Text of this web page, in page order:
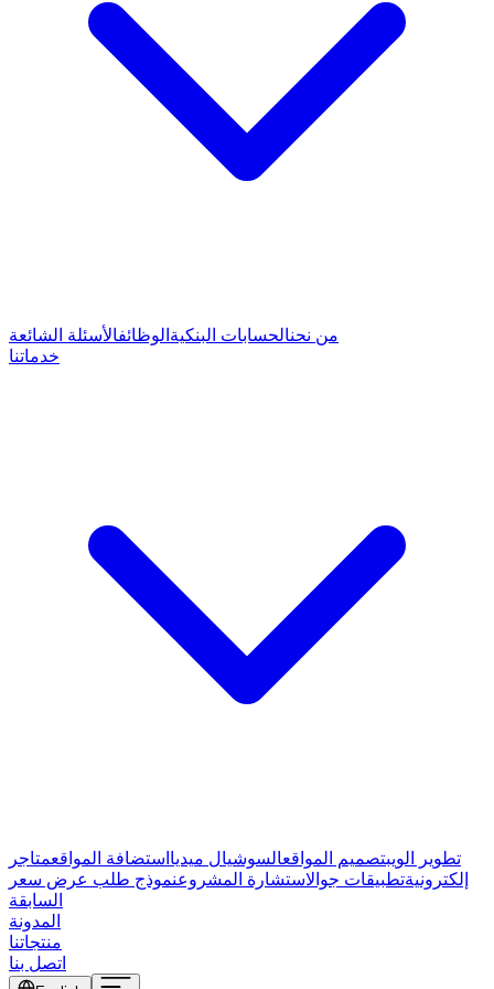
من نحنالحسابات البنكية الوظائفالأسئلة الشائعة
خدماتنا
تطوير الويبتصميم المواقعالسوشيال ميديا استضافة المواقعمتاجر
إلكترونيةتطبيقات جوالاستشارة المشروعنموذج طلب عرض سعر
السابقة
المدونة
منتجاتنا
اتصل بنا